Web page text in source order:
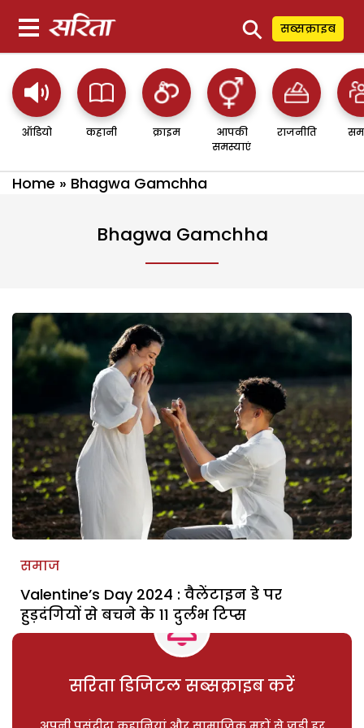
⚲ सब्सक्राइब
ऑडियो कहानी क्राइम
आपकी
समस्याएं
राजनीति
Home » Bhagwa Gamchha
Bhagwa Gamchha
समाज
Valentine’s Day 2024 : वैलेंटाइन डे पर
हुड़दंगियों से बचने के 11 दुर्लभ टिप्स
सरिता डिजिटल सब्सक्राइब करें